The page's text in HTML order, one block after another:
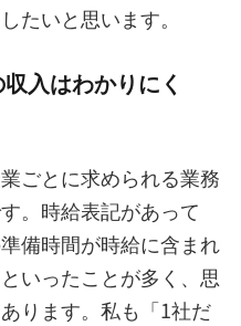
たいと思います。
入はわかりにく
ごとに求められる業務
。時給表記があって
備時間が時給に含まれ
いったことが多く、思
ります。私も「1社だ